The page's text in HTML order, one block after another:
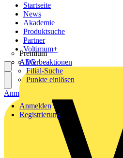
Startseite
News
Akademie
Produktsuche
Partner
Premium
AEG
Voltimum+
Werbeaktionen
Filial-Suche
Punkte einlösen
Anmelden
Registrierung
Anmelden